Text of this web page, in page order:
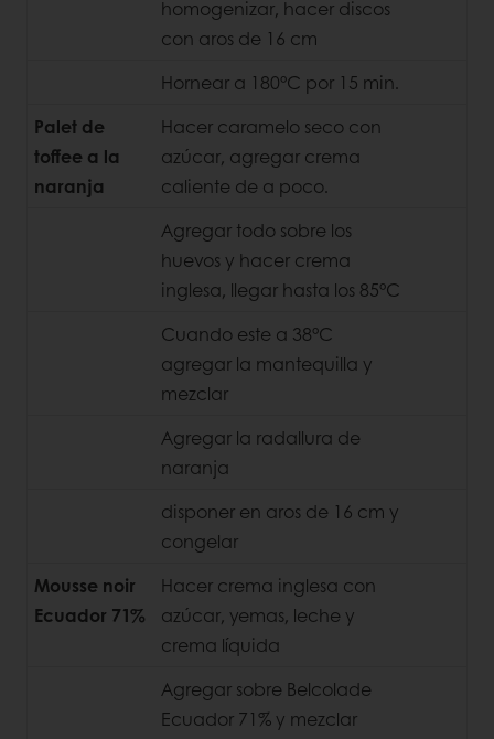
homogenizar, hacer discos
con aros de 16 cm
Hornear a 180°C por 15 min.
Palet de
toffee a la
naranja
Hacer caramelo seco con
azúcar, agregar crema
caliente de a poco.
Agregar todo sobre los
huevos y hacer crema
inglesa, llegar hasta los 85°C
Cuando este a 38°C
agregar la mantequilla y
mezclar
Agregar la radallura de
naranja
disponer en aros de 16 cm y
congelar
Mousse noir
Ecuador 71%
Hacer crema inglesa con
azúcar, yemas, leche y
crema líquida
Agregar sobre Belcolade
Ecuador 71% y mezclar